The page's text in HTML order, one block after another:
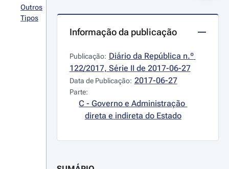
Outros
Tipos
Informação da publicação
Publicação: Diário da República n.º
122/2017, Série II de 2017-06-27
Data de Publicação: 2017-06-27
Parte:
C - Governo e Administração
direta e indireta do Estado